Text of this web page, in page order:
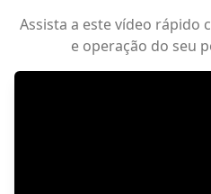
Assista a este vídeo rápido
e operação do seu